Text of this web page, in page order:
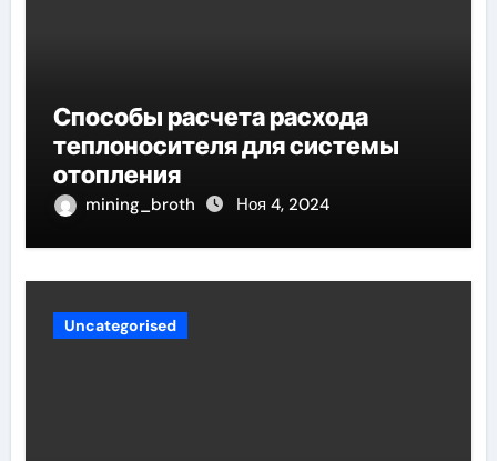
Способы расчета расхода
теплоносителя для системы
отопления
mining_broth Ноя 4, 2024
Uncategorised